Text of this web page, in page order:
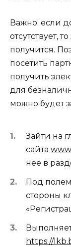
Важно: если
отсутствует,
получится.
посетить
получить
для
можно будет
Зайти на
сайта
нее в
Под
стороны
https://